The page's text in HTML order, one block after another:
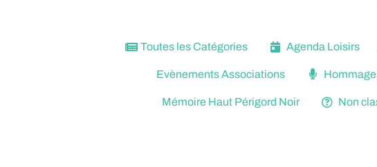
Toutes les Catégories Agenda Loisirs
Evènements Associations
Mémoire Haut Périgord Noir Non